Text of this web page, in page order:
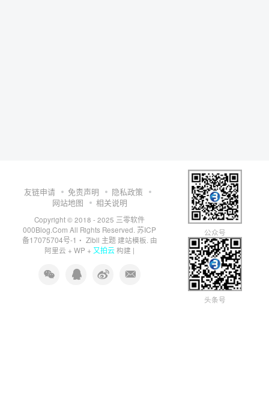
友链申请 免责声明
隐私政策
网站地图
相关说明
Copyright © 2018 - 2025 三零软件
000Blog.Com All Rights Reserved. 苏ICP
备17075704号-1 ・ Zibll 主题建站模板. 由
阿里云 + WP + 又拍云构建 |
公众号
头条号